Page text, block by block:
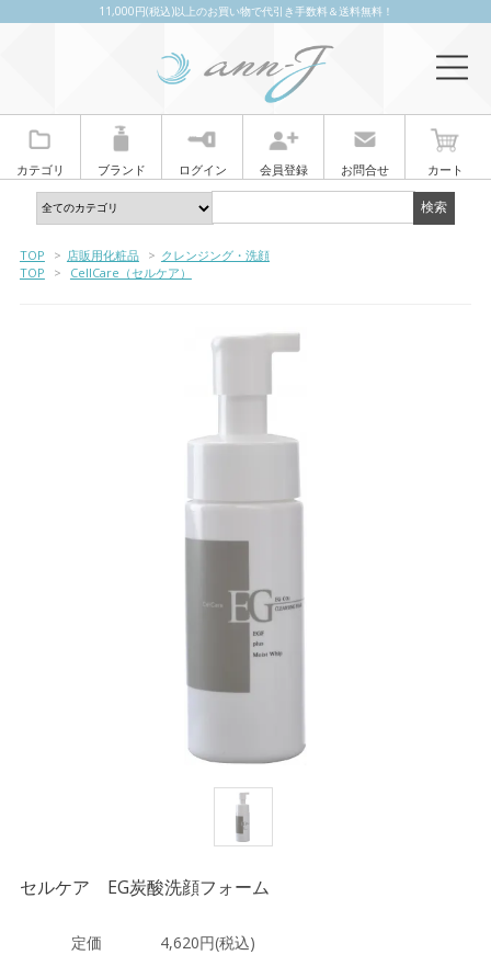
11,000円(税込)以上のお買い物で代引き手数料＆送料無料！
カテゴリ ブランド ログイン 会員登録 お問合せ カート
TOP > 店販用化粧品 > クレンジング・洗顔
TOP
> CellCare（セルケア）
セルケア EG炭酸洗顔フォーム
定価 4,620円(税込)